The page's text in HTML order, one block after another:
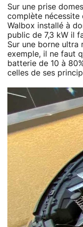
Sur une prise
complète nécessite
Walbox installé à
public de 7,3 kW il
Sur une borne ultra
exemple, il ne faut
batterie de 10 à
celles de ses